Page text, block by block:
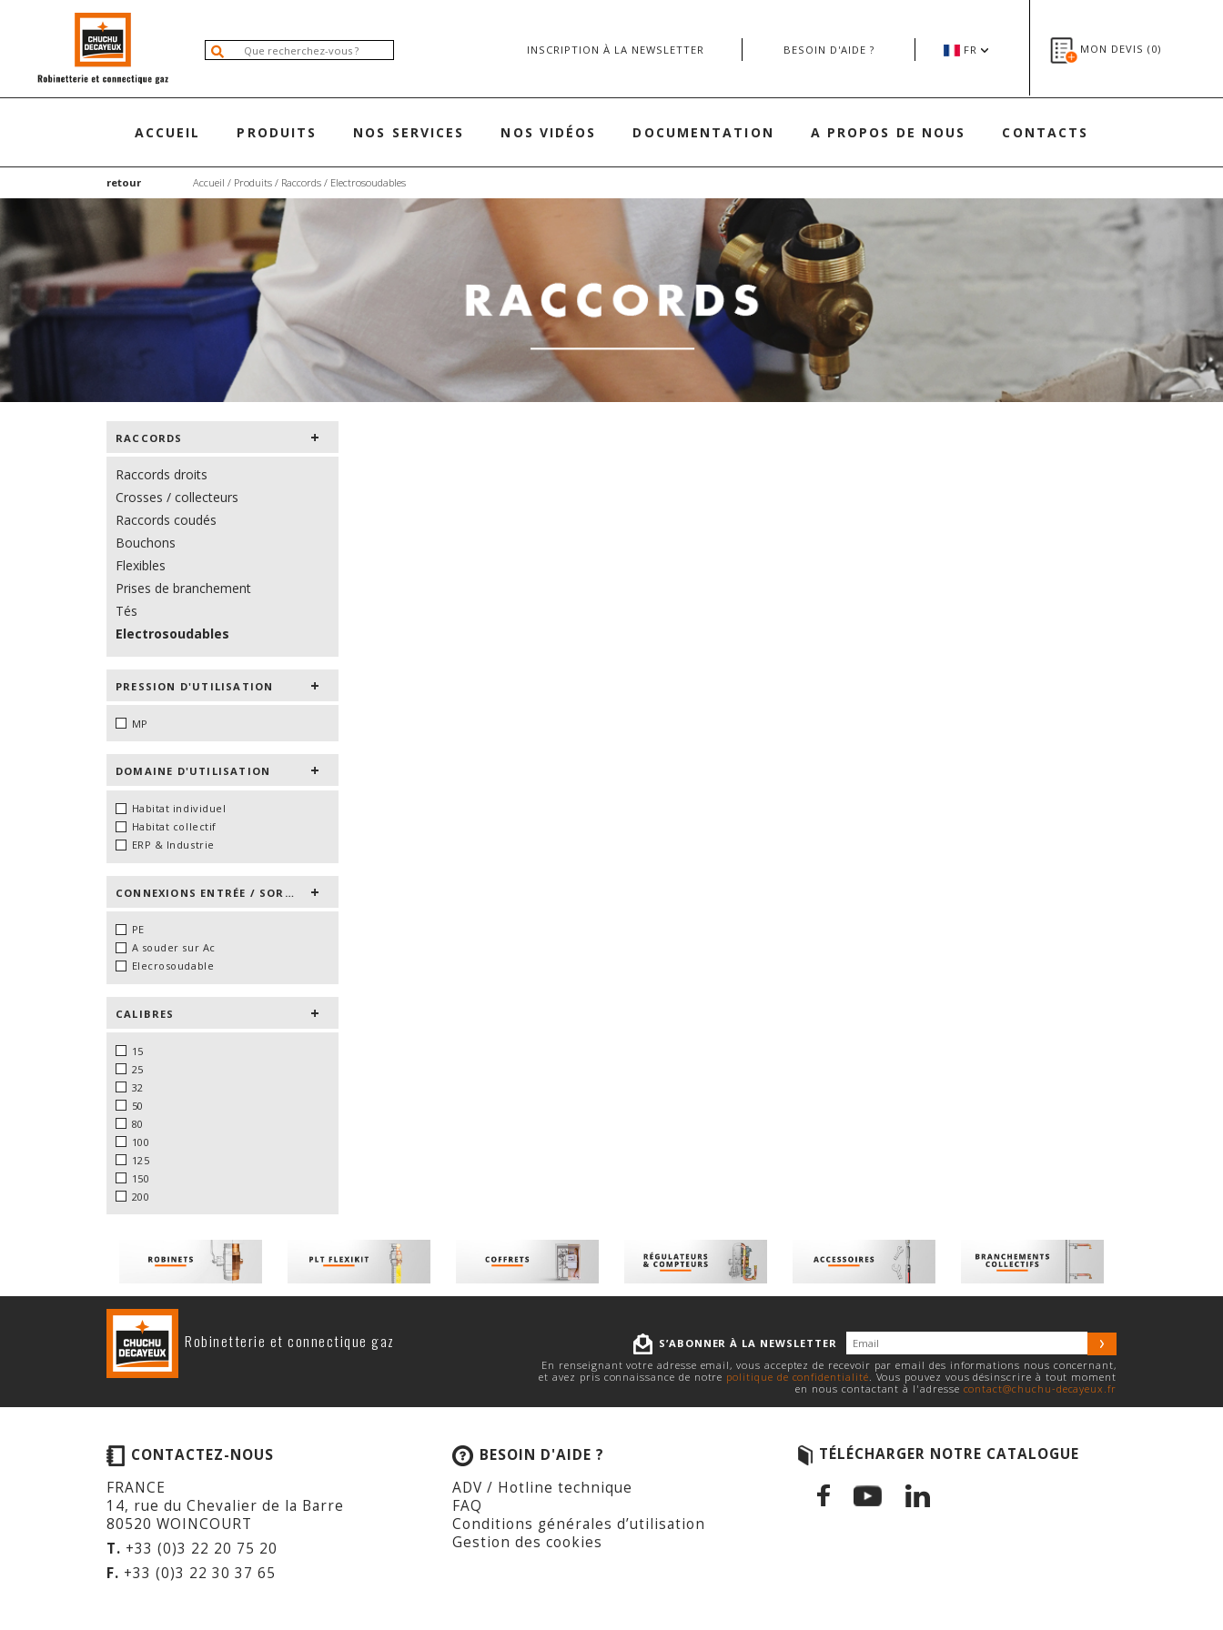
INSCRIPTION À LA NEWSLETTER BESOIN D'AIDE ? FR MON DEVIS (0)
ACCUEIL PRODUITS NOS SERVICES NOS VIDÉOS DOCUMENTATION A PROPOS DE NOUS CONTACTS
retour Accueil / Produits / Raccords / Electrosoudables
RACCORDS
Raccords droits
Crosses / collecteurs
Raccords coudés
Bouchons
Flexibles
Prises de branchement
Tés
Electrosoudables
PRESSION D'UTILISATION
MP
DOMAINE D'UTILISATION
Habitat individuel
Habitat collectif
ERP & Industrie
CONNEXIONS ENTRÉE / SORTIE
PE
A souder sur Ac
Elecrosoudable
CALIBRES
15
25
32
50
80
100
125
150
200
Robinetterie et connectique gaz
S’ABONNER À LA NEWSLETTER
En renseignant votre adresse email, vous acceptez de recevoir par email des informations nous concernant,
et avez pris connaissance de notre politique de confidentialité . Vous pouvez vous désinscrire à tout moment
en nous contactant à l'adresse contact@chuchu-decayeux.fr
CONTACTEZ-NOUS
FRANCE
14, rue du Chevalier de la Barre
80520 WOINCOURT
T. +33 (0)3 22 20 75 20
F. +33 (0)3 22 30 37 65
BESOIN D'AIDE ?
ADV / Hotline technique
FAQ
Conditions générales d’utilisation
Gestion des cookies
TÉLÉCHARGER NOTRE CATALOGUE